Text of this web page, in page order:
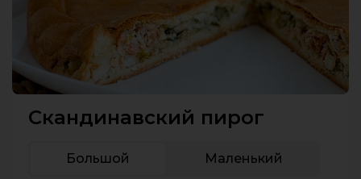
Скандинавский пирог
Большой Маленький